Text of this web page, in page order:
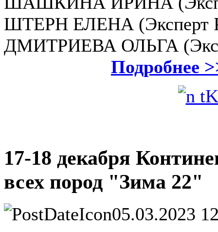
ШТЕРН ЕЛЕНА (Эксперт
ДМИТРИЕВА ОЛЬГА
Подробнее
17-18 декабря
всех пород "Зима 22"
05.03.2023